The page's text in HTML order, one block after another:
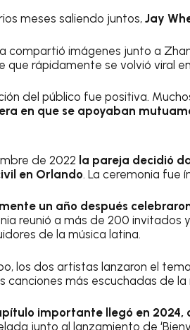
meses saliendo juntos, Jay
compartió imágenes junto a
que rápidamente se volvió viral
del público fue positiva.
en que se apoyaban
de 2022 la pareja decidió
en Orlando. La ceremonia fue
un año después
reunió a más de 200 invitados
de la música latina.
los dos artistas lanzaron el
canciones más escuchadas de
importante llegó en 2024,
junto al lanzamiento de